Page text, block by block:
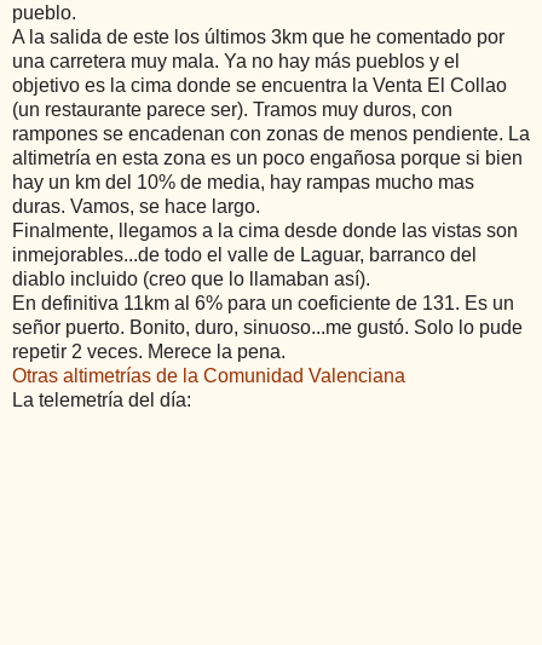
pueblo.
A la salida de este los últimos 3km que he comentado por
una carretera muy mala. Ya no hay más pueblos y el
objetivo es la cima donde se encuentra la Venta El Collao
(un restaurante parece ser). Tramos muy duros, con
rampones se encadenan con zonas de menos pendiente. La
altimetría en esta zona es un poco engañosa porque si bien
hay un km del 10% de media, hay rampas mucho mas
duras. Vamos, se hace largo.
Finalmente, llegamos a la cima desde donde las vistas son
inmejorables...de todo el valle de Laguar, barranco del
diablo incluido (creo que lo llamaban así).
En definitiva 11km al 6% para un coeficiente de 131. Es un
señor puerto. Bonito, duro, sinuoso...me gustó. Solo lo pude
repetir 2 veces. Merece la pena.
Otras altimetrías de la Comunidad Valenciana
La telemetría del día: